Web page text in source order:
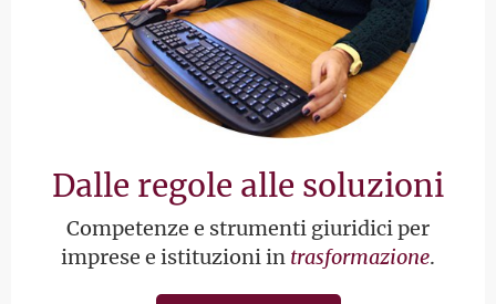
Dalle regole alle soluzioni
Competenze e strumenti giuridici per
imprese e istituzioni in trasformazione.